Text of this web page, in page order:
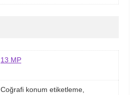
13 MP
Coğrafi konum etiketleme,